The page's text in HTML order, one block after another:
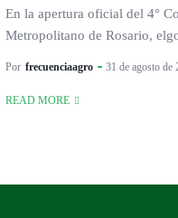
En la apertura oficial del 4°
Metropolitano de Rosario,
Por frecuenciaagro 31 de agosto de
READ MORE